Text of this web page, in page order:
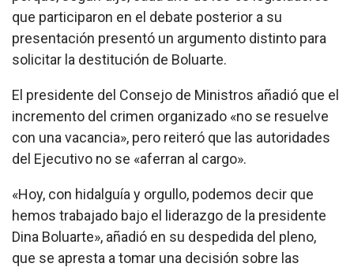
que participaron en el debate posterior a su
presentación presentó un argumento distinto para
solicitar la destitución de Boluarte.
El presidente del Consejo de Ministros añadió que el
incremento del crimen organizado «no se resuelve
con una vacancia», pero reiteró que las autoridades
del Ejecutivo no se «aferran al cargo».
«Hoy, con hidalguía y orgullo, podemos decir que
hemos trabajado bajo el liderazgo de la presidente
Dina Boluarte», añadió en su despedida del pleno,
que se apresta a tomar una decisión sobre las